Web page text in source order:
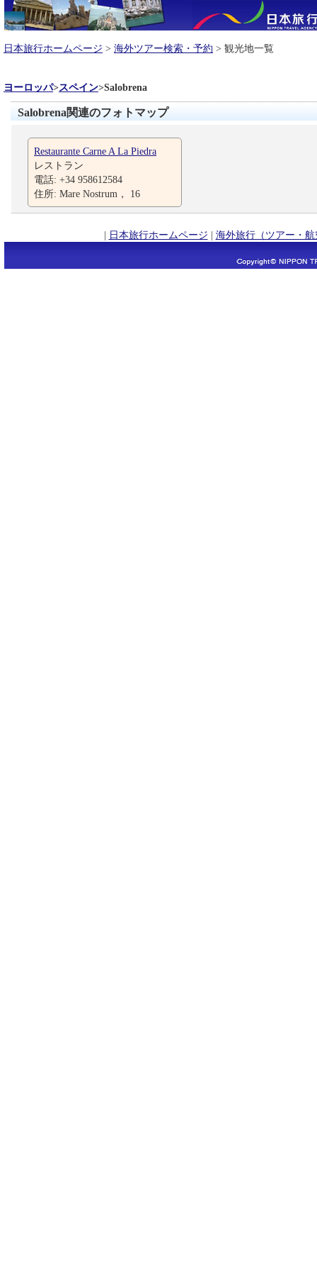
日本旅行ホームページ > 海外ツアー検索・予約 > 観光地一覧
ヨーロッパ>スペイン>Salobrena
Salobrena関連のフォトマップ
Restaurante Carne A La Piedra
レストラン
電話: +34 958612584
住所: Mare Nostrum， 16
| 日本旅行ホームページ | 海外旅行（ツアー・航